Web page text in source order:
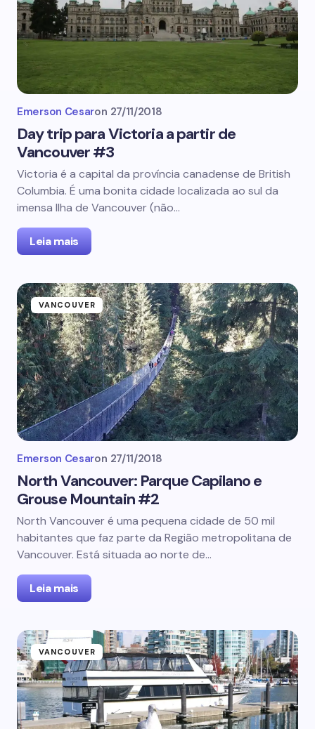
Emerson Cesaron 27/11/2018
Day trip para Victoria a partir de
Vancouver #3
Victoria é a capital da província canadense de British
Columbia. É uma bonita cidade localizada ao sul da
imensa Ilha de Vancouver (não…
Leia mais
VANCOUVER
Emerson Cesaron 27/11/2018
North Vancouver: Parque Capilano e
Grouse Mountain #2
North Vancouver é uma pequena cidade de 50 mil
habitantes que faz parte da Região metropolitana de
Vancouver. Está situada ao norte de…
Leia mais
VANCOUVER